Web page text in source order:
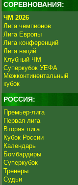
СОРЕВНОВАНИЯ:
ЧМ 2026
Лига чемпионов
Лига Европы
Лига конференций
Лига наций
Клубный ЧМ
Суперкубок УЕФА
Межконтинентальный
кубок
РОССИЯ:
Премьер-лига
Первая лига
Вторая лига
Кубок России
Календарь
Бомбардиры
Суперкубок
Тренеры
Судьи